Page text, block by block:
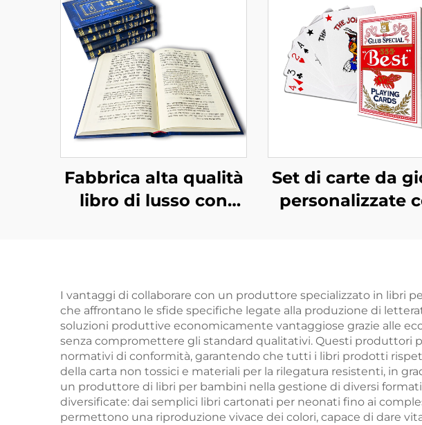
Fabbrica alta qualità
libro di lusso con
e goffratura servizio
di stampa libro
copertina rigida
Set di carte da
personalizzate
poker con
I vantaggi di collaborare con un produttore specializzato in libri
che affrontano le sfide specifiche legate alla produzione di
soluzioni produttive economicamente vantaggiose grazie alle
senza compromettere gli standard qualitativi. Questi produttori
normativi di conformità, garantendo che tutti i libri prodotti
della carta non tossici e materiali per la rilegatura resistenti, in
un produttore di libri per bambini nella gestione di diversi
diversificate: dai semplici libri cartonati per neonati fino ai
permettono una riproduzione vivace dei colori, capace di dare